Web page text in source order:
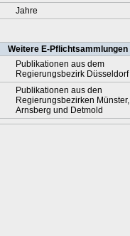
Jahre
Weitere E-Pflichtsammlungen
Publikationen aus dem
Regierungsbezirk Düsseldorf
Publikationen aus den
Regierungsbezirken Münster,
Arnsberg und Detmold